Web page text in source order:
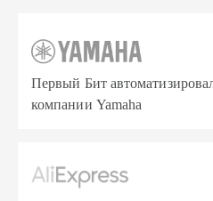
Первый Бит
компании Yamaha